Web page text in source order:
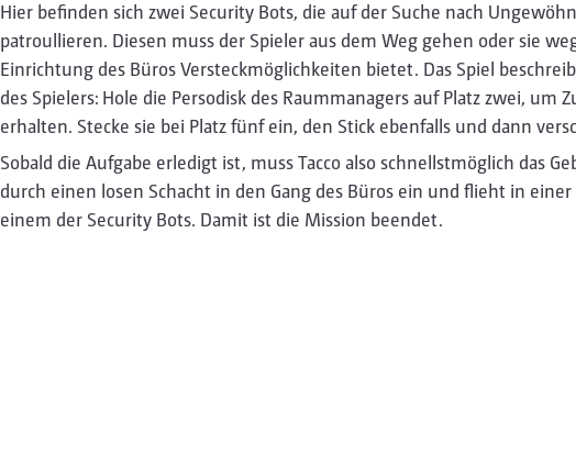
Hier befinden sich zwei Security Bots, die auf der Suche nach
patroullieren. Diesen muss der Spieler aus dem Weg gehen oder sie
Einrichtung des Büros Versteckmöglichkeiten bietet. Das Spiel
des Spielers: Hole die Persodisk des Raummanagers auf Platz zwei, um
erhalten. Stecke sie bei Platz fünf ein, den Stick ebenfalls und dann
Sobald die Aufgabe erledigt ist, muss Tacco also schnellstmöglich das
durch einen losen Schacht in den Gang des Büros ein und flieht in
einem der Security Bots. Damit ist die Mission beendet.